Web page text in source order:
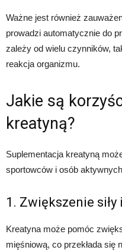
Ważne jest również
prowadzi automatycznie do
zależy od wielu czynników,
reakcja organizmu.
Jakie są
kreatyną?
Suplementacja kreatyną
sportowców i osób
1. Zwiększenie siły
Kreatyna może pomóc
mięśniową, co przekłada się